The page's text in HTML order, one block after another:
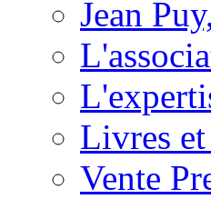
Jean
Livres
Vente